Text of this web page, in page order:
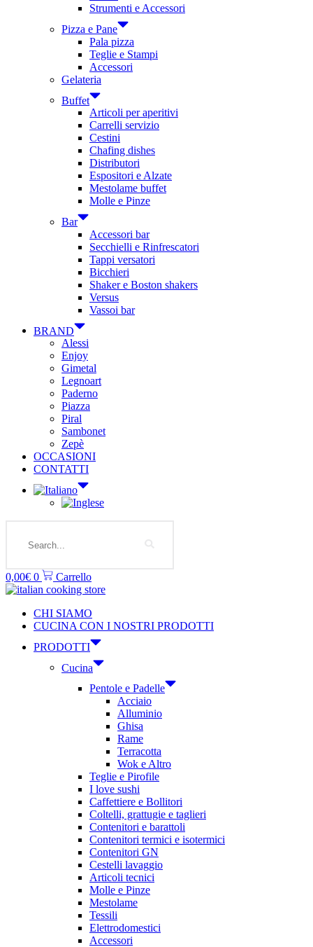
Strumenti e Accessori
Pizza e Pane
Pala pizza
Teglie e Stampi
Accessori
Gelateria
Buffet
Articoli per aperitivi
Carrelli servizio
Cestini
Chafing dishes
Distributori
Espositori e Alzate
Mestolame buffet
Molle e Pinze
Bar
Accessori bar
Secchielli e Rinfrescatori
Tappi versatori
Bicchieri
Shaker e Boston shakers
Versus
Vassoi bar
BRAND
Alessi
Enjoy
Gimetal
Legnoart
Paderno
Piazza
Piral
Sambonet
Zepè
OCCASIONI
CONTATTI
0,00€ 0 Carrello
CHI SIAMO
CUCINA CON I NOSTRI PRODOTTI
PRODOTTI
Cucina
Pentole e Padelle
Acciaio
Alluminio
Ghisa
Rame
Terracotta
Wok e Altro
Teglie e Pirofile
I love sushi
Caffettiere e Bollitori
Coltelli, grattugie e taglieri
Contenitori e barattoli
Contenitori termici e isotermici
Contenitori GN
Cestelli lavaggio
Articoli tecnici
Molle e Pinze
Mestolame
Tessili
Elettrodomestici
Accessori